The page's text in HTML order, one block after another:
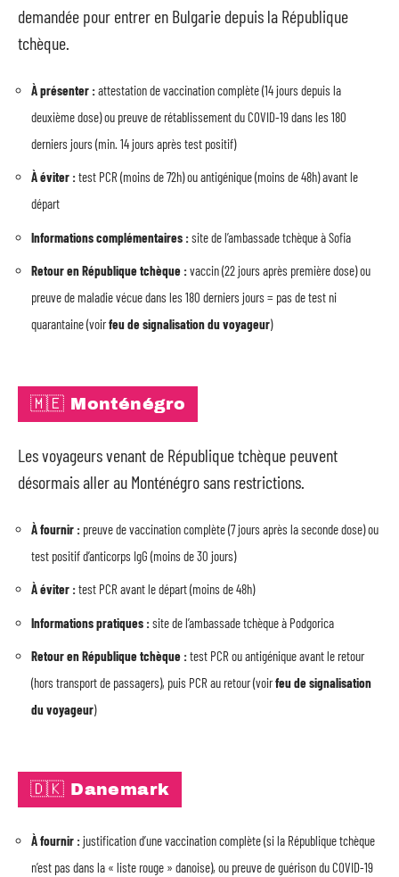
demandée pour entrer en Bulgarie depuis la République
tchèque.
À présenter :attestation de vaccination complète (14 jours depuis la
deuxième dose) ou preuve de rétablissement du COVID-19 dans les 180
derniers jours (min. 14 jours après test positif)
À éviter :test PCR (moins de 72h) ou antigénique (moins de 48h) avant le
départ
Informations complémentaires :site de l’ambassade tchèque à Sofia
Retour en République tchèque :vaccin (22 jours après première dose) ou
preuve de maladie vécue dans les 180 derniers jours = pas de test ni
quarantaine (voirfeu de signalisation du voyageur)
🇲🇪 Monténégro
Les voyageurs venant de République tchèque peuvent
désormais aller au Monténégro sans restrictions.
À fournir : preuve de vaccination complète (7 jours après la seconde dose) ou
test positif d’anticorps IgG (moins de 30 jours)
À éviter :test PCR avant le départ (moins de 48h)
Informations pratiques :site de l’ambassade tchèque à Podgorica
Retour en République tchèque :test PCR ou antigénique avant le retour
(hors transport de passagers), puis PCR au retour (voirfeu de signalisation
du voyageur)
🇩🇰 Danemark
À fournir :justification d’une vaccination complète (si la République tchèque
n’est pas dans la « liste rouge » danoise), ou preuve de guérison du COVID-19